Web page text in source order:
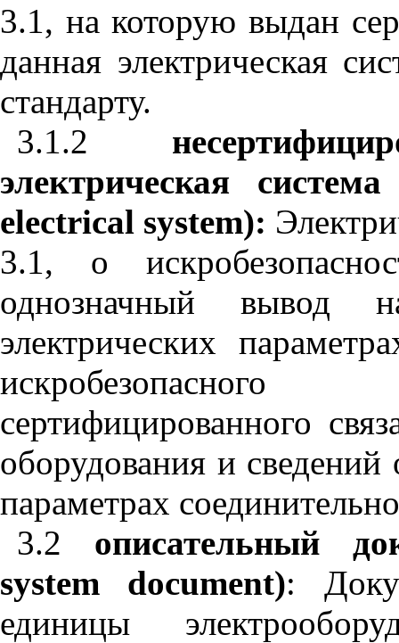
3.1, на которую выдан
данная электрическая
стандарту.
3.1.2
электрическая
electrical system):
3.1, о
однозначный вывод
электрических
сертифицированного
оборудования и
параметрах
3.2 описательный
system
document):
единицы